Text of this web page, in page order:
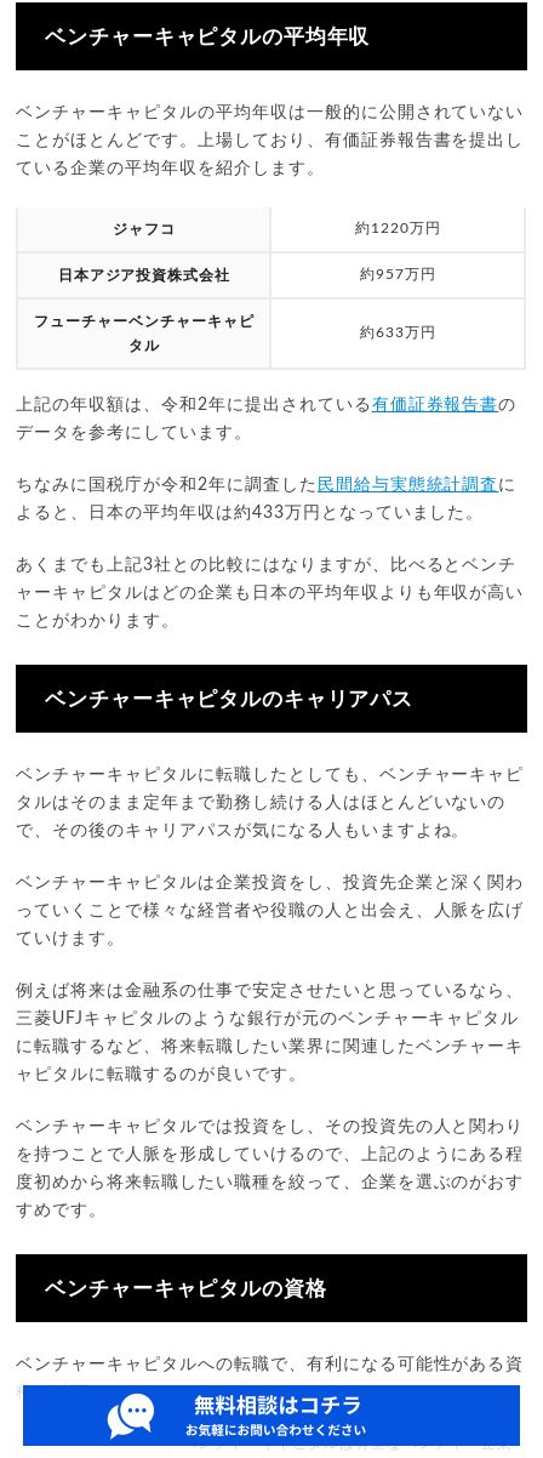
ベンチャーキャピタルの平均年収
ベンチャーキャピタルの平均年収は一般的に公開されていない
ことがほとんどです。上場しており、有価証券報告書を提出し
ている企業の平均年収を紹介します。
ジャフコ 約1220万円
日本アジア投資株式会社 約957万円
フューチャーベンチャーキャピ
タル
約633万円
上記の年収額は、令和2年に提出されている 有価証券報告書の
データを参考にしています。
ちなみに国税庁が令和2年に調査した 民間給与実態統計調査 に
よると、日本の平均年収は約433万円となっていました。
あくまでも上記3社との比較にはなりますが、比べるとベンチ
ャーキャピタルはどの企業も日本の平均年収よりも年収が高い
ことがわかります。
ベンチャーキャピタルのキャリアパス
ベンチャーキャピタルに転職したとしても、ベンチャーキャピ
タルはそのまま定年まで勤務し続ける人はほとんどいないの
で、その後のキャリアパスが気になる人もいますよね。
ベンチャーキャピタルは企業投資をし、投資先企業と深く関わ
っていくことで様々な経営者や役職の人と出会え、人脈を広げ
ていけます。
例えば将来は金融系の仕事で安定させたいと思っているなら、
三菱UFJキャピタルのような銀行が元のベンチャーキャピタル
に転職するなど、将来転職したい業界に関連したベンチャーキ
ャピタルに転職するのが良いです。
ベンチャーキャピタルでは投資をし、その投資先の人と関わり
を持つことで人脈を形成していけるので、上記のようにある程
度初めから将来転職したい職種を絞って、企業を選ぶのがおす
すめです。
ベンチャーキャピタルの資格
ベンチャーキャピタルへの転職で、有利になる可能性がある資
格は以下のものでしょう。
ベンチャーキャピタルは有望なベンチャー企業